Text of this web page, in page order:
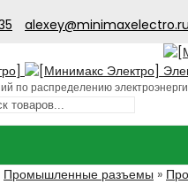
alexey@minimaxelectro.ru
по распределению
Промышленные разъемы »